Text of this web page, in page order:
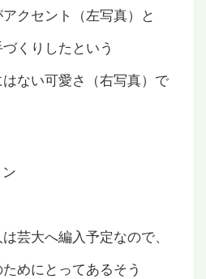
クセント（左写真）と
くりしたという
ない可愛さ（右写真）で
芸大へ編入予定なので、
めにとってあるそう